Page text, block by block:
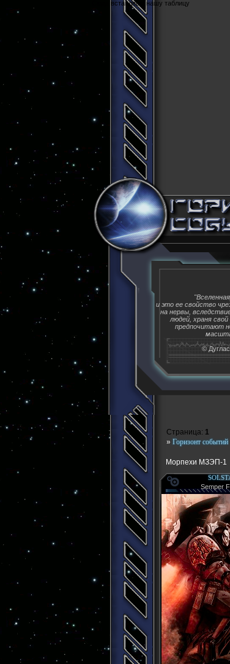
Cюда вставляем нашу таблицу
и это ее свойство
на нервы,
людей, храня
предпочитают
©
» Горизонт событий
Морпехи МЗЭП-1
Страница: 1
Semper